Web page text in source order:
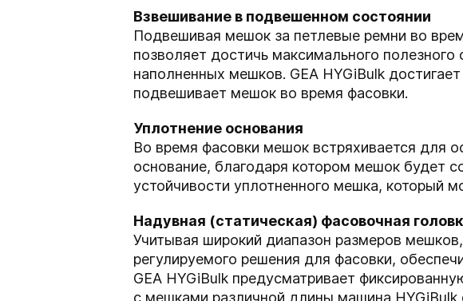
Взвешивание в подвешенном состоянии
Подвешивая мешок за петлевые ремни во
позволяет достичь максимального
наполненных мешков. GEA HYGiBulk
подвешивает мешок во время фасовки.
Уплотнение основания
Во время фасовки мешок встряхивается для
основание, благодаря котором мешок будет
устойчивости уплотненного мешка, который
Надувная (статическая) фасовочная
Учитывая широкий диапазон размеров
регулируемого решения для фасовки,
GEA HYGiBulk предусматривает
с мешками различной длины машина